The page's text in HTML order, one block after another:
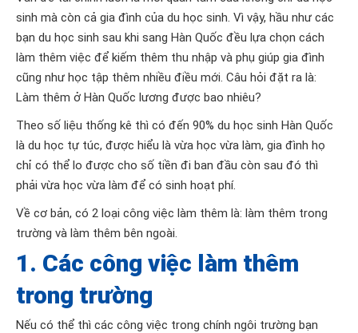
sinh mà còn cả gia đình của du học sinh. Vì vậy, hầu như các
bạn du học sinh sau khi sang Hàn Quốc đều lựa chọn cách
làm thêm việc để kiếm thêm thu nhập và phụ giúp gia đình
cũng như học tập thêm nhiều điều mới. Câu hỏi đặt ra là:
Làm thêm ở Hàn Quốc lương được bao nhiêu?
Theo số liệu thống kê thì có đến 90% du học sinh Hàn Quốc
là du học tự túc, được hiểu là vừa học vừa làm, gia đình họ
chỉ có thể lo được cho số tiền đi ban đầu còn sau đó thì
phải vừa học vừa làm để có sinh hoạt phí.
Về cơ bản, có 2 loại công việc làm thêm là: làm thêm trong
trường và làm thêm bên ngoài.
1. Các công việc làm thêm
trong trường
Nếu có thể thì các công việc trong chính ngôi trường bạn